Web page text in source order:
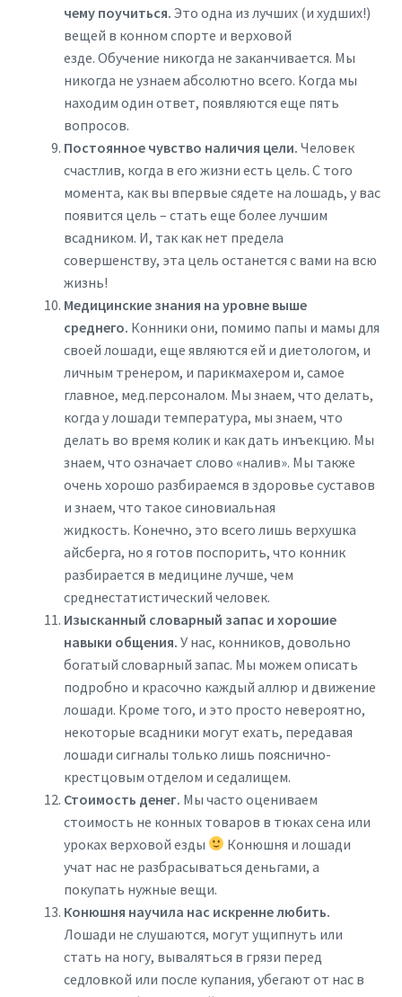
чему поучиться. Это одна из лучших (и худших!)
вещей в конном спорте и верховой
езде. Обучение никогда не заканчивается. Мы
никогда не узнаем абсолютно всего. Когда мы
находим один ответ, появляются еще пять
вопросов.
Постоянное чувство наличия цели. Человек
счастлив, когда в его жизни есть цель. С того
момента, как вы впервые сядете на лошадь, у вас
появится цель – стать еще более лучшим
всадником. И, так как нет предела
совершенству, эта цель останется с вами на всю
жизнь!
Медицинские знания на уровне выше
среднего. Конники они, помимо папы и мамы для
своей лошади, еще являются ей и диетологом, и
личным тренером, и парикмахером и, самое
главное, мед.персоналом. Мы знаем, что делать,
когда у лошади температура, мы знаем, что
делать во время колик и как дать инъекцию. Мы
знаем, что означает слово «налив». Мы также
очень хорошо разбираемся в здоровье суставов
и знаем, что такое синовиальная
жидкость. Конечно, это всего лишь верхушка
айсберга, но я готов поспорить, что конник
разбирается в медицине лучше, чем
среднестатистический человек.
Изысканный словарный запас и хорошие
навыки общения. У нас, конников, довольно
богатый словарный запас. Мы можем описать
подробно и красочно каждый аллюр и движение
лошади. Кроме того, и это просто невероятно,
некоторые всадники могут ехать, передавая
лошади сигналы только лишь пояснично-
крестцовым отделом и седалищем.
Стоимость денег. Мы часто оцениваем
стоимость не конных товаров в тюках сена или
уроках верховой езды
Конюшня и лошади
учат нас не разбрасываться деньгами, а
покупать нужные вещи.
Конюшня научила нас искренне любить.
Лошади не слушаются, могут ущипнуть или
стать на ногу, вываляться в грязи перед
седловкой или после купания, убегают от нас в